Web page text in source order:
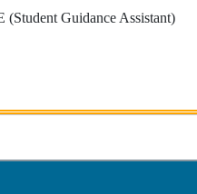
Guidance Assistant)